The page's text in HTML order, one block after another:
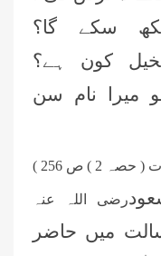
سکے گا؟
کون ہے؟
میرا نام سن
2 ) ص 256 )
رضی اللہ عنہ
میں حاضر